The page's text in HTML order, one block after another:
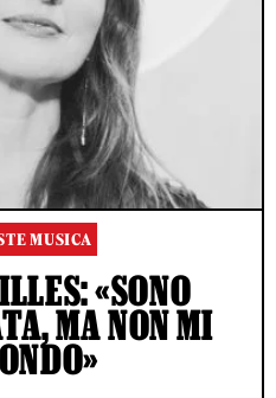
MUSICA
«SONO
MA NON MI